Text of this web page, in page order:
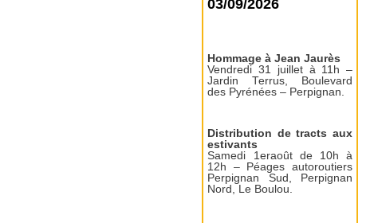
03/09/2026
Hommage à Jean Jaurès
Vendredi 31 juillet à 11h –
Jardin Terrus, Boulevard
des Pyrénées – Perpignan.
Distribution de tracts aux
estivants
Samedi 1eraoût de 10h à
12h – Péages autoroutiers
Perpignan Sud, Perpignan
Nord, Le Boulou.